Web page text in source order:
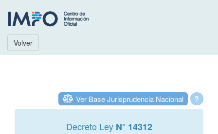
Volver
?
Ver Base Jurisprudencia Nacional
Decreto Ley N° 14312